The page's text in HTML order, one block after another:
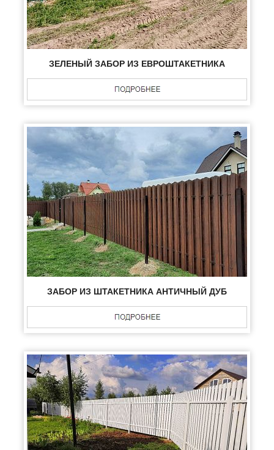
ЗЕЛЕНЫЙ ЗАБОР ИЗ ЕВРОШТАКЕТНИКА
ЗАБОР ИЗ ШТАКЕТНИКА АНТИЧНЫЙ ДУБ